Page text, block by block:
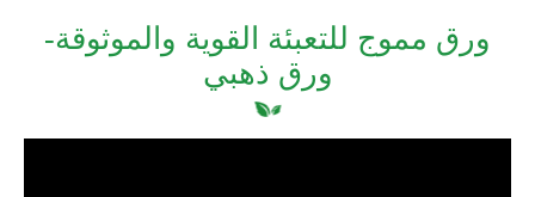
ورق مموج للتعبئة القوية والموثوقة-
ورق ذهبي